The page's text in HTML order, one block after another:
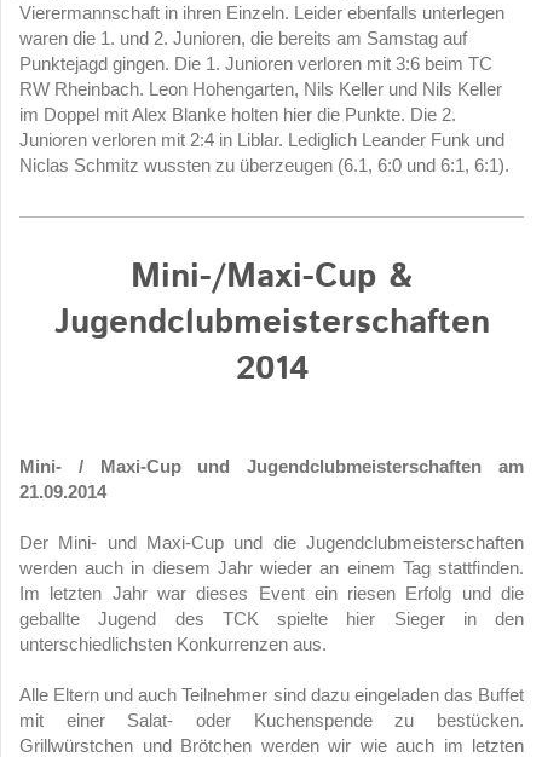
Vierermannschaft in ihren Einzeln. Leider ebenfalls unterlegen
waren die 1. und 2. Junioren, die bereits am Samstag auf
Punktejagd gingen. Die 1. Junioren verloren mit 3:6 beim TC
RW Rheinbach. Leon Hohengarten, Nils Keller und Nils Keller
im Doppel mit Alex Blanke holten hier die Punkte. Die 2.
Junioren verloren mit 2:4 in Liblar. Lediglich Leander Funk und
Niclas Schmitz wussten zu überzeugen (6.1, 6:0 und 6:1, 6:1).
Mini-/Maxi-Cup &
Jugendclubmeisterschaften
2014
Mini- / Maxi-Cup und Jugendclubmeisterschaften am
21.09.2014
Der Mini- und Maxi-Cup und die Jugendclubmeisterschaften
werden auch in diesem Jahr wieder an einem Tag stattfinden.
Im letzten Jahr war dieses Event ein riesen Erfolg und die
geballte Jugend des TCK spielte hier Sieger in den
unterschiedlichsten Konkurrenzen aus.
Alle Eltern und auch Teilnehmer sind dazu eingeladen das Buffet
mit einer Salat- oder Kuchenspende zu bestücken.
Grillwürstchen und Brötchen werden wir wie auch im letzten